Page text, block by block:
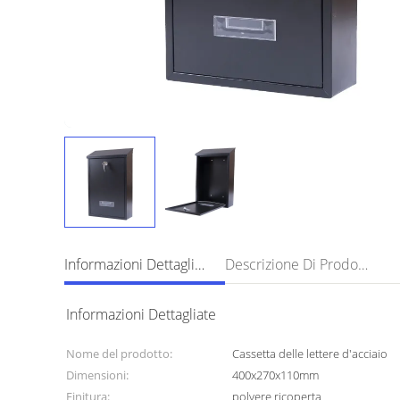
Informazioni Dettagliate Descrizione Di Prodotto
Informazioni Dettagliate
Nome del prodotto:
Cassetta delle lettere d'acciaio
Dimensioni:
400x270x110mm
Finitura:
polvere ricoperta